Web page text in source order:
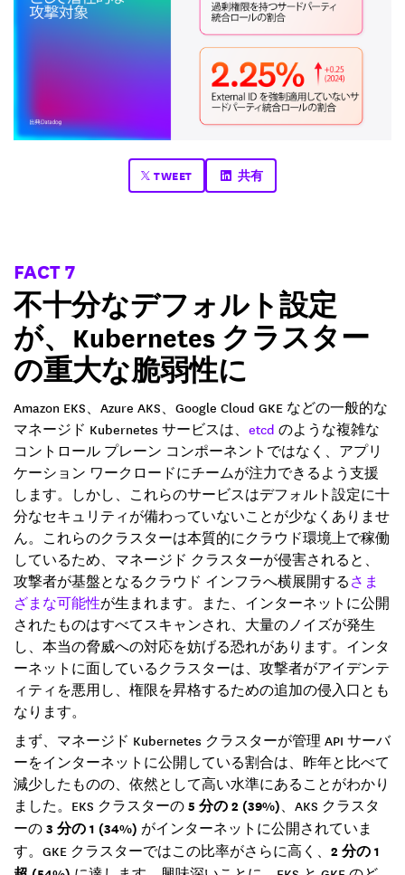
TWEET 共有
FACT 7
不十分なデフォルト設定
が、Kubernetes クラスター
の重大な脆弱性に
Amazon EKS、Azure AKS、Google Cloud GKE などの一般的な
マネージド Kubernetes サービスは、 etcd のような複雑な
コントロール プレーン コンポーネントではなく、アプリ
ケーション ワークロードにチームが注力できるよう支援
します。しかし、これらのサービスはデフォルト設定に十
分なセキュリティが備わっていないことが少なくありませ
ん。これらのクラスターは本質的にクラウド環境上で稼働
しているため、マネージド クラスターが侵害されると、
攻撃者が基盤となるクラウド インフラへ横展開する さま
ざまな可能性が生まれます。また、インターネットに公開
されたものはすべてスキャンされ、大量のノイズが発生
し、本当の脅威への対応を妨げる恐れがあります。インタ
ーネットに面しているクラスターは、攻撃者がアイデンテ
ィティを悪用し、権限を昇格するための追加の侵入口とも
なります。
まず、マネージド Kubernetes クラスターが管理 API サーバ
ーをインターネットに公開している割合は、昨年と比べて
減少したものの、依然として高い水準にあることがわかり
ました。EKS クラスターの 5 分の 2 (39%) 、AKS クラスタ
ーの 3 分の 1 (34%) がインターネットに公開されていま
す。GKE クラスターではこの比率がさらに高く、 2 分の 1